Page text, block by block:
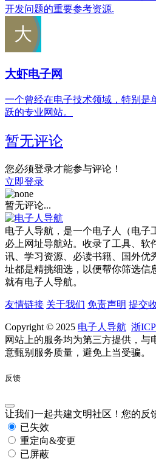
开发问题的重要参考资源.
大虾电子网
一个曾经在电子技术领域，特别是
跃的专业网站。
暂无评论
您必须登录才能参与评论！
立即登录
暂无评论...
电子人导航，是一个电子人（电子
必上网址导航站。收录了工具、软
讯、学习资源、必读书籍、国外优
址都是精挑细选，以便帮你筛选信
就有电子人导航。
友情链接 关于我们 免责声明 提交
Copyright © 2025 电子人导航 浙
网站上的服务均为第三方提供，与
意甄别服务质量，避免上当受骗。
反馈
让我们一起共建文明社区！您的反
已失效
重定向&变更
已屏蔽